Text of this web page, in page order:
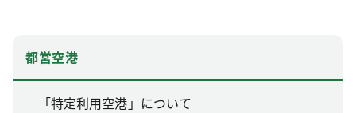
都営空港
「特定利用空港」について